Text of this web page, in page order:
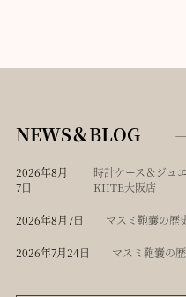
NEWS＆BLOG
2026年8月
7日
時計ケース＆ジュ
KIITE大阪店
2026年8月7日 マスミ鞄嚢の歴
2026年7月24日 マスミ鞄嚢の